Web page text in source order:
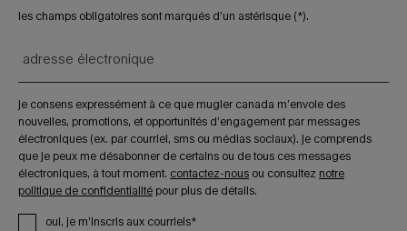
les champs obligatoires sont marqués d’un astérisque (*).
adresse électronique
je consens expressément à ce que mugler canada m’envoie des
nouvelles, promotions, et opportunités d’engagement par messages
électroniques (ex. par courriel, sms ou médias sociaux). je comprends
que je peux me désabonner de certains ou de tous ces messages
électroniques, à tout moment. contactez-nous ou consultez notre
politique de confidentialité pour plus de détails.
oui, je m’inscris aux courriels*